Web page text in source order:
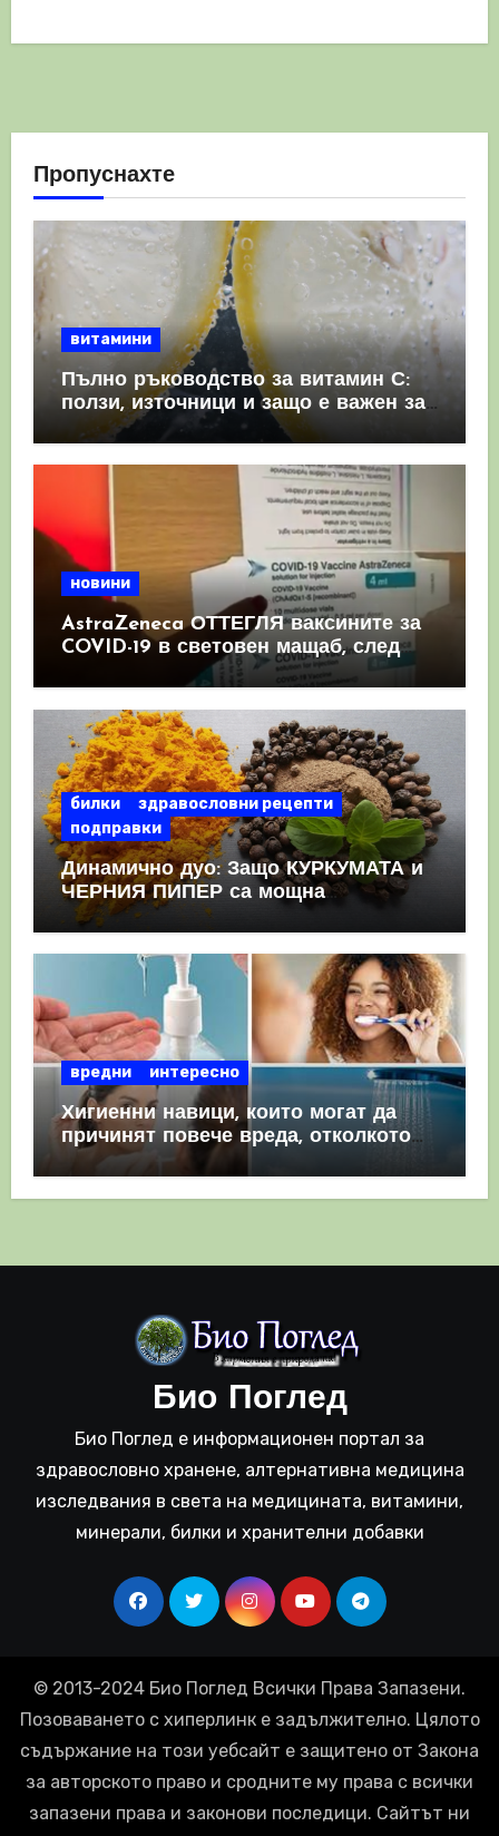
Пропуснахте
витамини
Пълно ръководство за витамин С:
ползи, източници и защо е важен за
имунната система
новини
AstraZeneca ОТТЕГЛЯ ваксините за
COVID-19 в световен мащаб, след
като призна, че те причиняват
билки
здравословни рецепти
подправки
Динамично дуо: Защо КУРКУМАТА и
ЧЕРНИЯ ПИПЕР са мощна
комбинация
вредни интересно
Хигиенни навици, които могат да
причинят повече вреда, отколкото
полза
Био Поглед
Био Поглед е информационен портал за
здравословно хранене, алтернативна медицина
изследвания в света на медицината, витамини,
минерали, билки и хранителни добавки
© 2013-2024 Био Поглед Всички Права Запазени.
Позоваването с хиперлинк е задължително. Цялото
съдържание на този уебсайт е защитено от Закона
за авторското право и сродните му права с всички
запазени права и законови последици. Сайтът ни